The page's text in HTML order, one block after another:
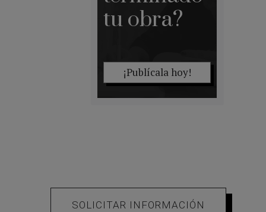
tu obra?
¡Publícala hoy!
SOLICITAR INFORMACIÓN